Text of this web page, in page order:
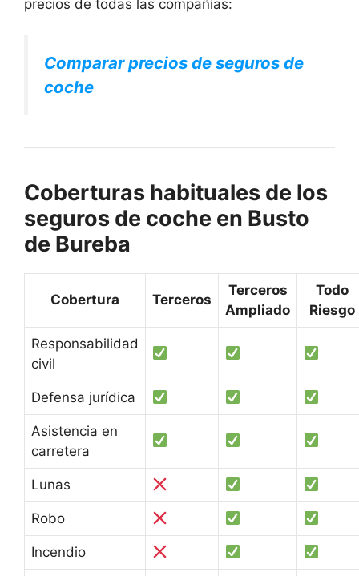
precios de todas las compañías:
Comparar precios de seguros de
coche
Coberturas habituales de los
seguros de coche en Busto
de Bureba
Cobertura Terceros
Terceros
Ampliado
Todo
Riesgo
Responsabilidad
civil
Defensa jurídica
Asistencia en
carretera
Lunas
Robo
Incendio